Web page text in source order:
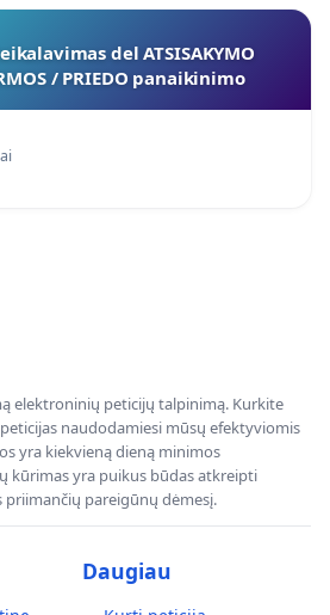
del ATSISAKYMO
/ PRIEDO panaikinimo
elektroninių peticijų talpinimą. Kurkite
naudodamiesi mūsų efektyviomis
yra kiekvieną dieną minimos
kūrimas yra puikus būdas atkreipti
pareigūnų dėmesį.
Daugiau